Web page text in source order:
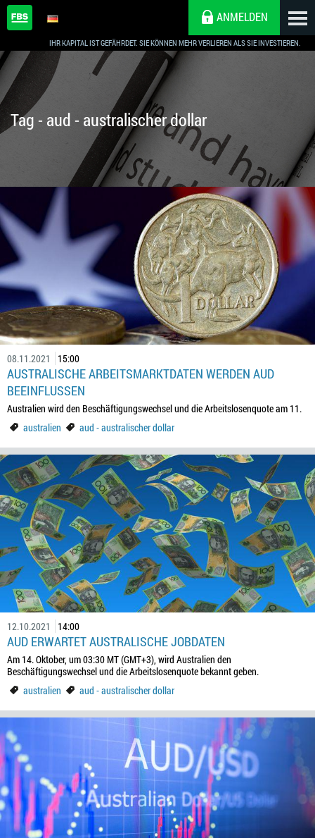
IHR KAPITAL IST GEFÄHRDET. SIE KÖNNEN MEHR VERLIEREN ALS SIE INVESTIEREN.
ANMELDEN
Tag - aud - australischer dollar
08.11.2021 15:00
AUSTRALISCHE ARBEITSMARKTDATEN WERDEN AUD
BEEINFLUSSEN
Australien wird den Beschäftigungswechsel und die Arbeitslosenquote am 11.
australien
aud - australischer dollar
12.10.2021 14:00
AUD ERWARTET AUSTRALISCHE JOBDATEN
Am 14. Oktober, um 03:30 MT (GMT+3), wird Australien den
Beschäftigungswechsel und die Arbeitslosenquote bekannt geben.
australien
aud - australischer dollar